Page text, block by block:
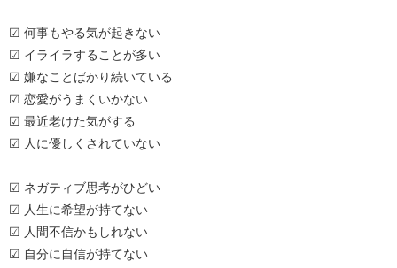
☑ 何事もやる気が起きない
☑ イライラすることが多い
☑ 嫌なことばかり続いている
☑ 恋愛がうまくいかない
☑ 最近老けた気がする
☑ 人に優しくされていない
☑ ネガティブ思考がひどい
☑ 人生に希望が持てない
☑ 人間不信かもしれない
☑ 自分に自信が持てない